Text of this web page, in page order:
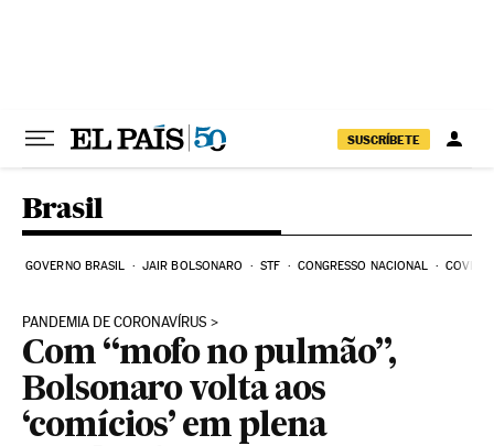
SUSCRÍBETE
Brasil
GOVERNO BRASIL JAIR BOLSONARO STF CONGRESSO NACIONAL COVID-
PANDEMIA DE CORONAVÍRUS
Com “mofo no pulmão”,
Bolsonaro volta aos
‘comícios’ em plena